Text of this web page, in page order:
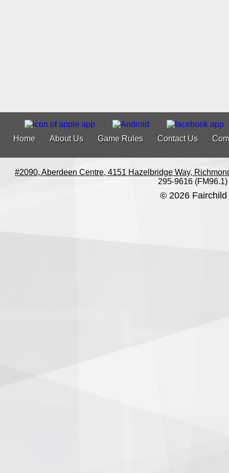
Home About Us Game Rules Contact Us
#2090, Aberdeen Centre, 4151 Hazelbridge Way,
295-9616 (FM96.1)
© 2026 Fairchild